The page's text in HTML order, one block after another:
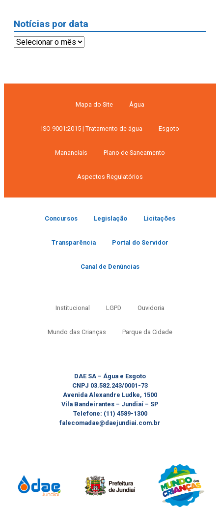
Notícias por data
Notícias
Mapa do Site Água
ISO 9001:2015 | Tratamento de água Esgoto
Mananciais Plano de Saneamento
Aspectos Regulatórios
Concursos Legislação Licitações
Transparência Portal do Servidor
Canal de Denúncias
Institucional LGPD Ouvidoria
Mundo das Crianças Parque da Cidade
DAE SA – Água e Esgoto
CNPJ 03.582.243/0001-73
Avenida Alexandre Ludke, 1500
Vila Bandeirantes – Jundiaí – SP
Telefone: (11) 4589-1300
falecomadae@daejundiai.com.br